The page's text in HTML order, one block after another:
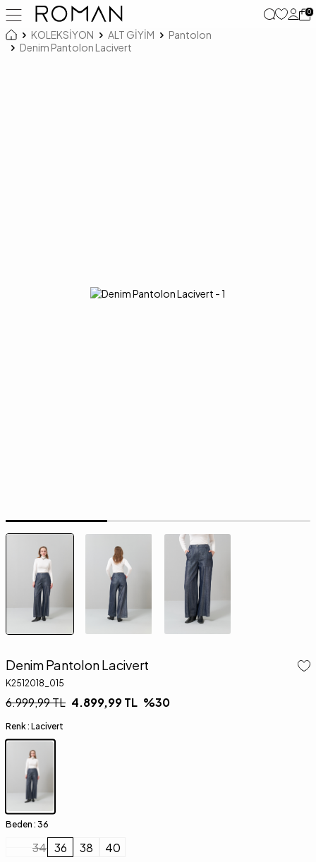
0
KOLEKSİYON ALT GİYİM
Pantolon
Denim Pantolon Lacivert
Denim Pantolon Lacivert
K2512018_015
6.999,99TL 4.899,99TL %30
Renk : Lacivert
Beden : 36
34 36 38 40